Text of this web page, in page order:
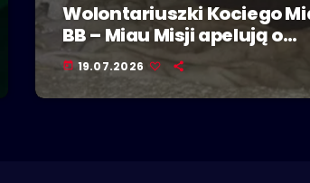
Wolontariuszki Kociego
BB – Miau Misji apelują o
adopcje kociąt
today 19.07.2026